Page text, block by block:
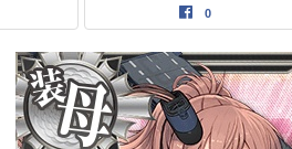
0